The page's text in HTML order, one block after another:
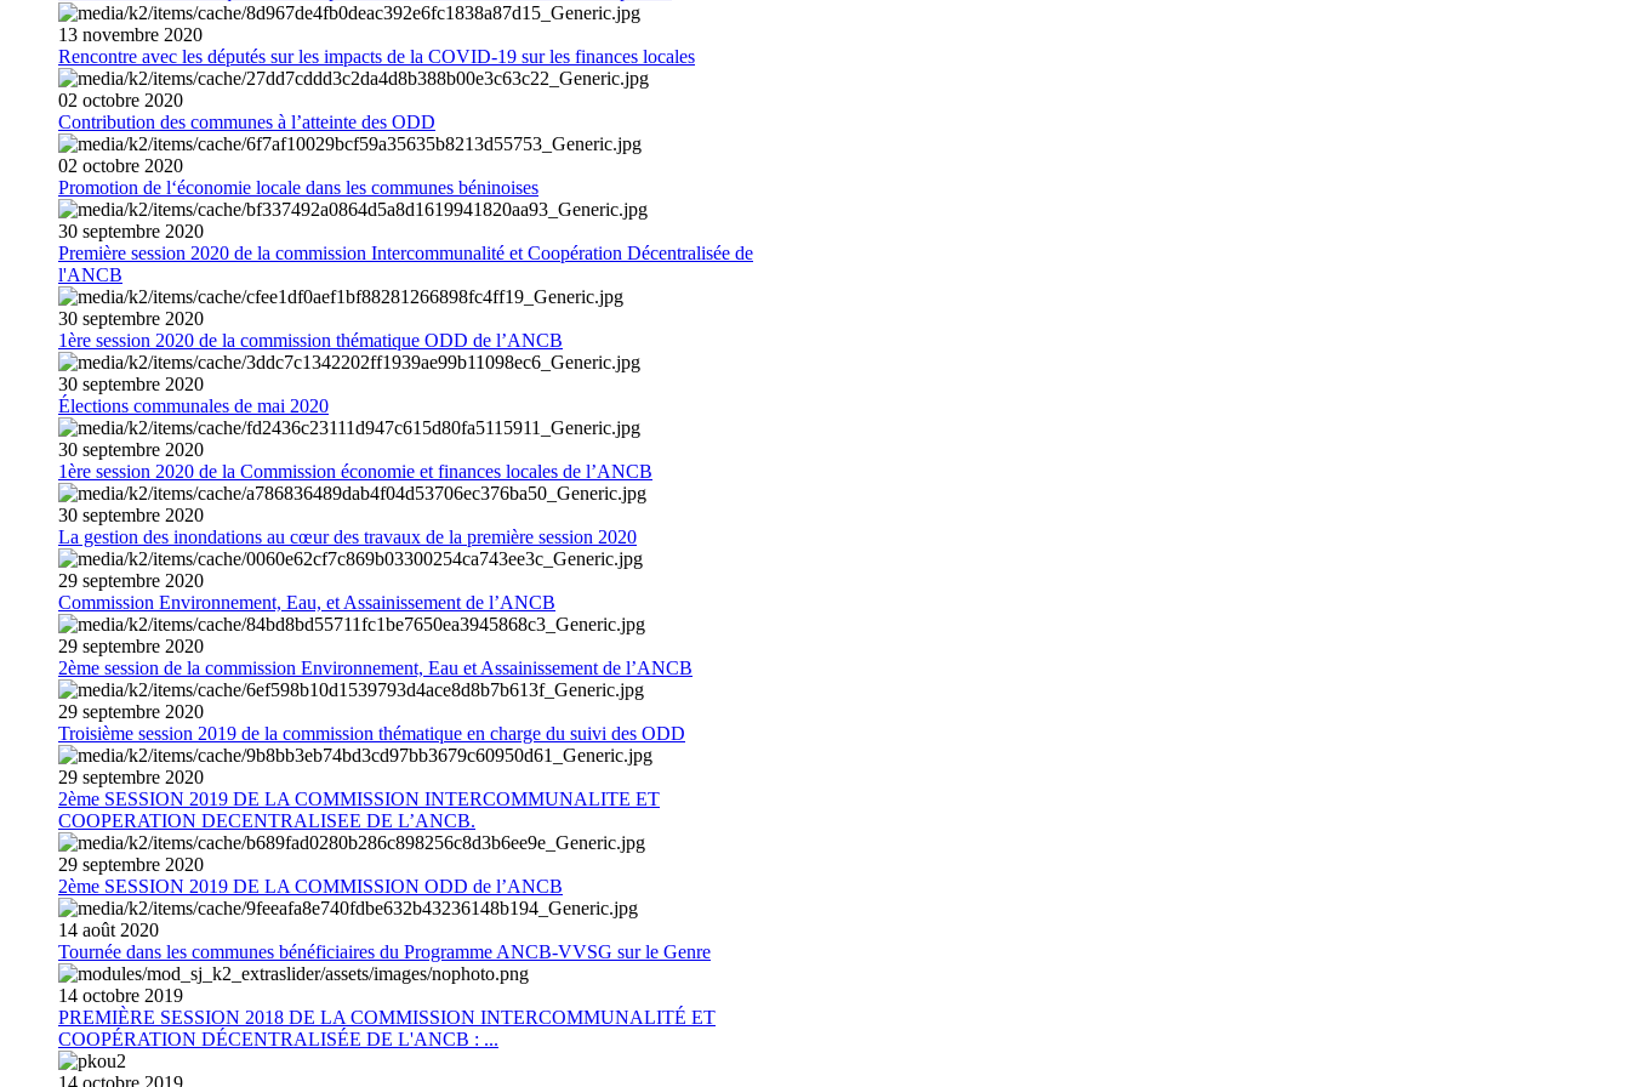
13 novembre 2020
Rencontre avec les députés sur les impacts de la COVID-19 sur les finances locales
02 octobre 2020
Contribution des communes à l’atteinte des ODD
02 octobre 2020
Promotion de l‘économie locale dans les communes béninoises
30 septembre 2020
Première session 2020 de la commission Intercommunalité et Coopération Décentralisée de
l'ANCB
30 septembre 2020
1ère session 2020 de la commission thématique ODD de l’ANCB
30 septembre 2020
Élections communales de mai 2020
30 septembre 2020
1ère session 2020 de la Commission économie et finances locales de l’ANCB
30 septembre 2020
La gestion des inondations au cœur des travaux de la première session 2020
29 septembre 2020
Commission Environnement, Eau, et Assainissement de l’ANCB
29 septembre 2020
2ème session de la commission Environnement, Eau et Assainissement de l’ANCB
29 septembre 2020
Troisième session 2019 de la commission thématique en charge du suivi des ODD
29 septembre 2020
2ème SESSION 2019 DE LA COMMISSION INTERCOMMUNALITE ET
COOPERATION DECENTRALISEE DE L’ANCB.
29 septembre 2020
2ème SESSION 2019 DE LA COMMISSION ODD de l’ANCB
14 août 2020
Tournée dans les communes bénéficiaires du Programme ANCB-VVSG sur le Genre
14 octobre 2019
PREMIÈRE SESSION 2018 DE LA COMMISSION INTERCOMMUNALITÉ ET
COOPÉRATION DÉCENTRALISÉE DE L'ANCB : ...
14 octobre 2019